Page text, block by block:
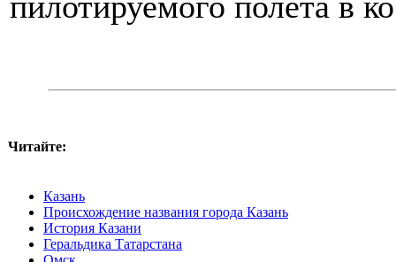
Читайте:
Казань
Происхождение названия города Казань
История Казани
Геральдика Татарстана